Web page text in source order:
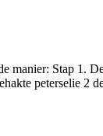
manier: Stap 1.
peterselie 2